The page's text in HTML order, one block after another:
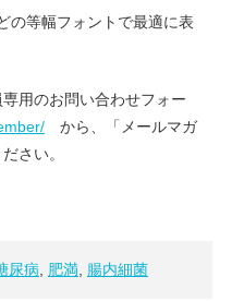
の等幅フォントで最適に表
用のお問い合わせフォー
から、「メールマガ
さい。
尿病 肥満, 腸内細菌